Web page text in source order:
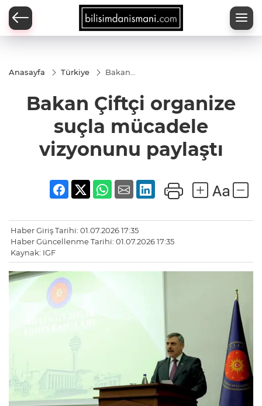
Anasayfa Türkiye
Bakan
suçla
mücadele
vizyonunu
paylaştı
Bakan Çiftçi organize
suçla mücadele
vizyonunu paylaştı
Haber Giriş Tarihi: 01.07.2026 17:35
Haber Güncellenme Tarihi: 01.07.2026 17:35
Kaynak: IGF